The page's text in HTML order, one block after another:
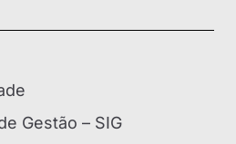
Gestão – SIG